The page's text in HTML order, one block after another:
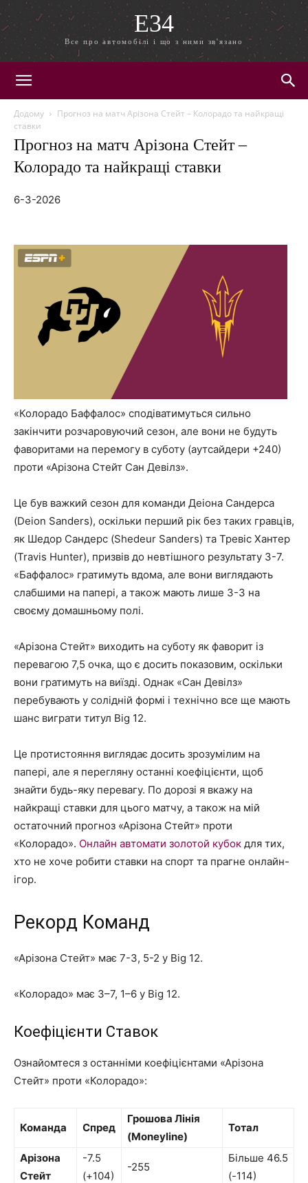
E34
Все про автомобілі і що з ними зв'язано
Додому
Прогноз на матч Арізона Стейт – Колорадо та найкращі
ставки
Прогноз на матч Арізона Стейт –
Колорадо та найкращі ставки
6-3-2026
«Колорадо Баффалос» сподіватимуться сильно
закінчити розчаровуючий сезон, але вони не будуть
фаворитами на перемогу в суботу (аутсайдери +240)
проти «Арізона Стейт Сан Девілз».
Це був важкий сезон для команди Деіона Сандерса
(Deion Sanders), оскільки перший рік без таких гравців,
як Шедор Сандерс (Shedeur Sanders) та Тревіс Хантер
(Travis Hunter), призвів до невтішного результату 3-7.
«Баффалос» гратимуть вдома, але вони виглядають
слабшими на папері, а також мають лише 3-3 на
своєму домашньому полі.
«Арізона Стейт» виходить на суботу як фаворит із
перевагою 7,5 очка, що є досить показовим, оскільки
вони гратимуть на виїзді. Однак «Сан Девілз»
перебувають у солідній формі і технічно все ще мають
шанс виграти титул Big 12.
Це протистояння виглядає досить зрозумілим на
папері, але я перегляну останні коефіцієнти, щоб
знайти будь-яку перевагу. По дорозі я вкажу на
найкращі ставки для цього матчу, а також на мій
остаточний прогноз «Арізона Стейт» проти
«Колорадо». Онлайн автомати золотой кубок для тих,
хто не хоче робити ставки на спорт та прагне онлайн-
ігор.
Рекорд Команд
«Арізона Стейт» має 7-3, 5-2 у Big 12.
«Колорадо» має 3–7, 1–6 у Big 12.
Коефіцієнти Ставок
Ознайомтеся з останніми коефіцієнтами «Арізона
Стейт» проти «Колорадо»:
Команда Спред
Грошова Лінія
(Moneyline)
Тотал
Арізона
Стейт
-7.5
(+104)
-255
Більше 46.5
(-114)